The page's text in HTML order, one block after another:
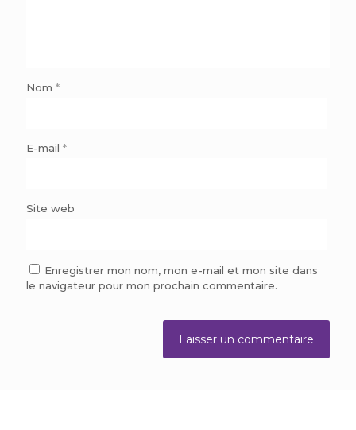
Nom *
E-mail *
Site web
Enregistrer mon nom, mon e-mail et mon site dans
le navigateur pour mon prochain commentaire.